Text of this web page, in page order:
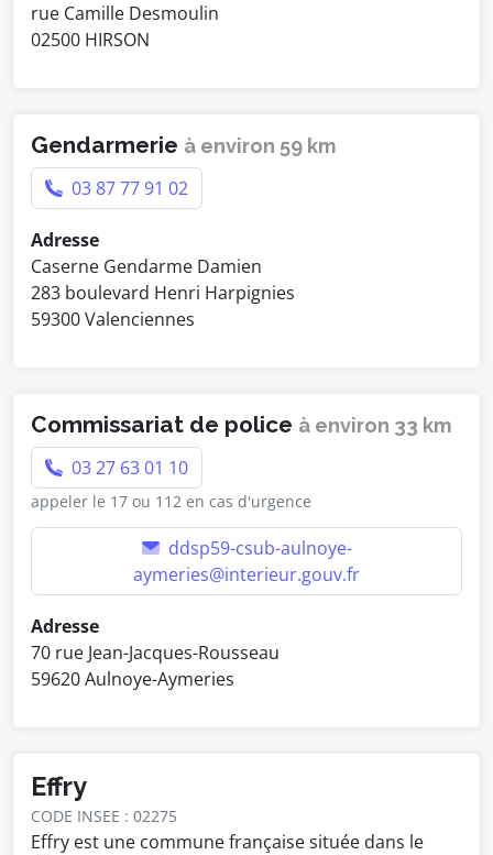
rue Camille Desmoulin
02500 HIRSON
Gendarmerie à environ 59 km
03 87 77 91 02
Adresse
Caserne Gendarme Damien
283 boulevard Henri Harpignies
59300 Valenciennes
Commissariat de police à environ 33 km
03 27 63 01 10
appeler le 17 ou 112 en cas d'urgence
ddsp59-csub-aulnoye-
aymeries@interieur.gouv.fr
Adresse
70 rue Jean-Jacques-Rousseau
59620 Aulnoye-Aymeries
Effry
CODE INSEE : 02275
Effry est une commune française située dans le